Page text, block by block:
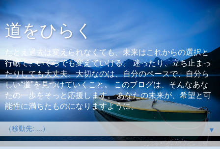
道をひらく
たとえ過去は変えられなくても、未来はこれからの選択と
行動で、いくらでも変えていける。 迷ったり、立ち止まっ
たりしても大丈夫。大切なのは、自分のペースで、自分ら
しい“道”を見つけていくこと。 このブログは、そんなあな
たの一歩をそっと応援します。 あなたの未来が、希望と可
能性に満ちたものになりますように。
▼